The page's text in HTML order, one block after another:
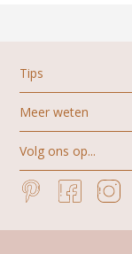
Tips
Alle stijlen
Zelf aan de slag
Ontwerptips
Geboortegedichten
Jongensnamen
Meer weten
Over ons
Proefkaart
Levertijden
Volg ons op...
Pinterest Facebook